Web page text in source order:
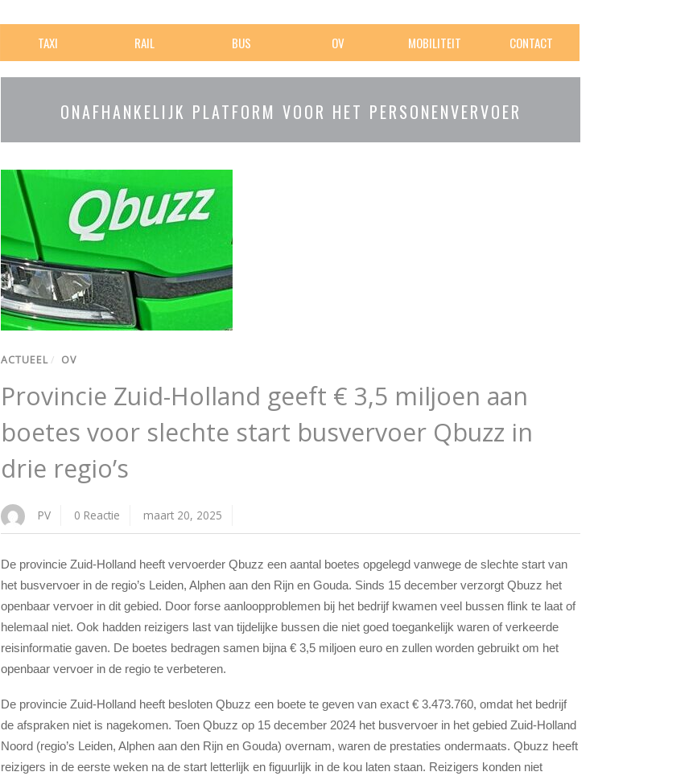
TAXI RAIL BUS OV MOBILITEIT CONTACT
ONAFHANKELIJK PLATFORM VOOR HET PERSONENVERVOER
ACTUEEL/ OV
Provincie Zuid-Holland geeft € 3,5 miljoen aan
boetes voor slechte start busvervoer Qbuzz in
drie regio’s
PV 0 Reactie maart 20, 2025
De provincie Zuid-Holland heeft vervoerder Qbuzz een aantal boetes opgelegd vanwege de slechte start van
het busvervoer in de regio’s Leiden, Alphen aan den Rijn en Gouda. Sinds 15 december verzorgt Qbuzz het
openbaar vervoer in dit gebied. Door forse aanloopproblemen bij het bedrijf kwamen veel bussen flink te laat of
helemaal niet. Ook hadden reizigers last van tijdelijke bussen die niet goed toegankelijk waren of verkeerde
reisinformatie gaven. De boetes bedragen samen bijna € 3,5 miljoen euro en zullen worden gebruikt om het
openbaar vervoer in de regio te verbeteren.
De provincie Zuid-Holland heeft besloten Qbuzz een boete te geven van exact € 3.473.760, omdat het bedrijf
de afspraken niet is nagekomen. Toen Qbuzz op 15 december 2024 het busvervoer in het gebied Zuid-Holland
Noord (regio’s Leiden, Alphen aan den Rijn en Gouda) overnam, waren de prestaties ondermaats. Qbuzz heeft
reizigers in de eerste weken na de start letterlijk en figuurlijk in de kou laten staan. Reizigers konden niet